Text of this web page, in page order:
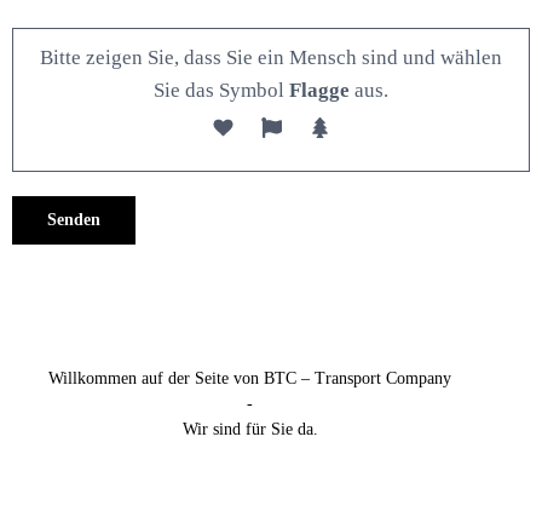
Bitte zeigen Sie, dass Sie ein Mensch sind und wählen
Sie das Symbol Flagge aus.
Willkommen auf der Seite von BTC – Transport Company
-
Wir sind für Sie da.